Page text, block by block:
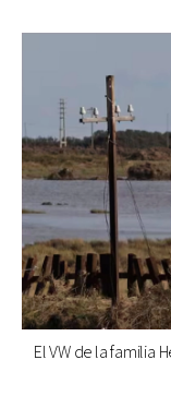
El VW de la familia